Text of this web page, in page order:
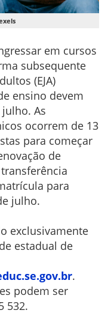
em cursos
subsequente
(EJA)
ensino devem
As
ocorrem de 13
para começar
de
para
julho.
exclusivamente
estadual de
br.
podem ser
532.